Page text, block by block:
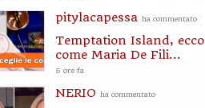
pitylacapessa ha commentato
Temptation Island, ecco
come Maria De Fili...
5 ore fa
NERIO ha commentato